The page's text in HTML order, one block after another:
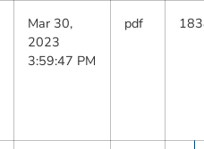
Mar 30,
2023
3:59:47 PM
pdf